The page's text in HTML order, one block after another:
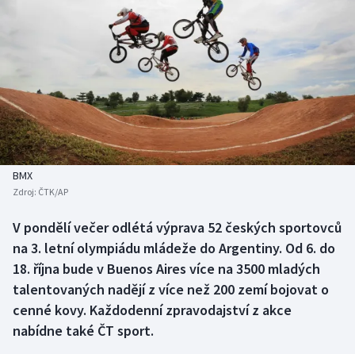
Americký fotbal
Baseball a softbal
Basketbal
Biatlon
Box
Curling
Dostihy
NEPŘEHLÉDNĚTE
Soutěže
Historické návraty
Aplikace ČT sport
BMX
Zdroj: ČTK/AP
V pondělí večer odlétá výprava 52 českých sportovců
na 3. letní olympiádu mládeže do Argentiny. Od 6. do
18. října bude v Buenos Aires více na 3500 mladých
talentovaných nadějí z více než 200 zemí bojovat o
cenné kovy. Každodenní zpravodajství z akce
nabídne také ČT sport.